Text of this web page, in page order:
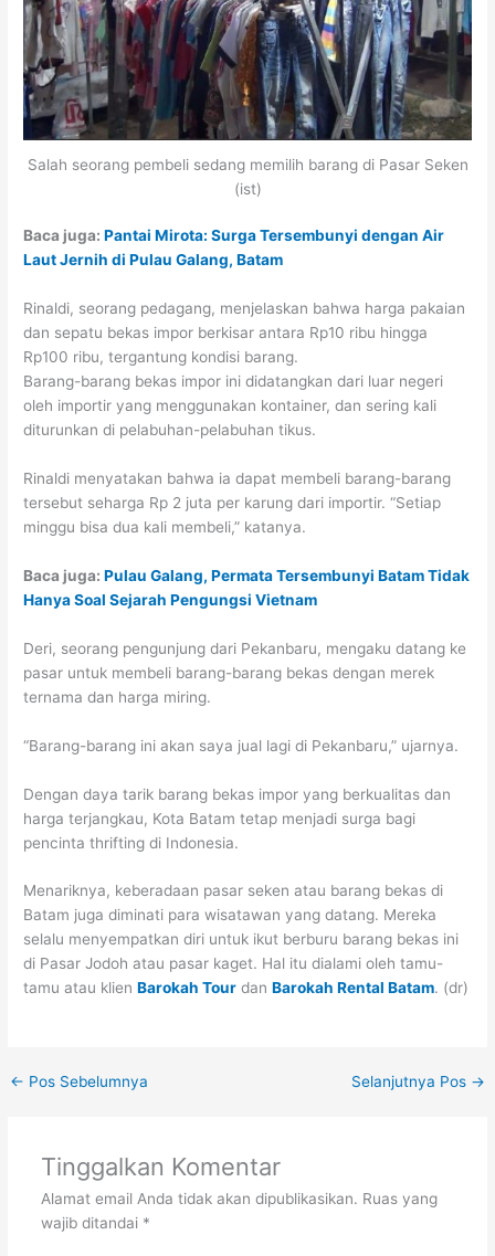
Salah seorang pembeli sedang memilih barang di Pasar Seken
(ist)
Baca juga:Pantai Mirota: Surga Tersembunyi dengan Air
Laut Jernih di Pulau Galang, Batam
Rinaldi, seorang pedagang, menjelaskan bahwa harga pakaian
dan sepatu bekas impor berkisar antara Rp10 ribu hingga
Rp100 ribu, tergantung kondisi barang.
Barang-barang bekas impor ini didatangkan dari luar negeri
oleh importir yang menggunakan kontainer, dan sering kali
diturunkan di pelabuhan-pelabuhan tikus.
Rinaldi menyatakan bahwa ia dapat membeli barang-barang
tersebut seharga Rp 2 juta per karung dari importir. “Setiap
minggu bisa dua kali membeli,” katanya.
Baca juga:Pulau Galang, Permata Tersembunyi Batam Tidak
Hanya Soal Sejarah Pengungsi Vietnam
Deri, seorang pengunjung dari Pekanbaru, mengaku datang ke
pasar untuk membeli barang-barang bekas dengan merek
ternama dan harga miring.
“Barang-barang ini akan saya jual lagi di Pekanbaru,” ujarnya.
Dengan daya tarik barang bekas impor yang berkualitas dan
harga terjangkau, Kota Batam tetap menjadi surga bagi
pencinta thrifting di Indonesia.
Menariknya, keberadaan pasar seken atau barang bekas di
Batam juga diminati para wisatawan yang datang. Mereka
selalu menyempatkan diri untuk ikut berburu barang bekas ini
di Pasar Jodoh atau pasar kaget. Hal itu dialami oleh tamu-
tamu atau klienBarokah Tour danBarokah Rental Batam. (dr)
← Pos Sebelumnya Selanjutnya Pos →
Tinggalkan Komentar
Alamat email Anda tidak akan dipublikasikan. Ruas yang
wajib ditandai *